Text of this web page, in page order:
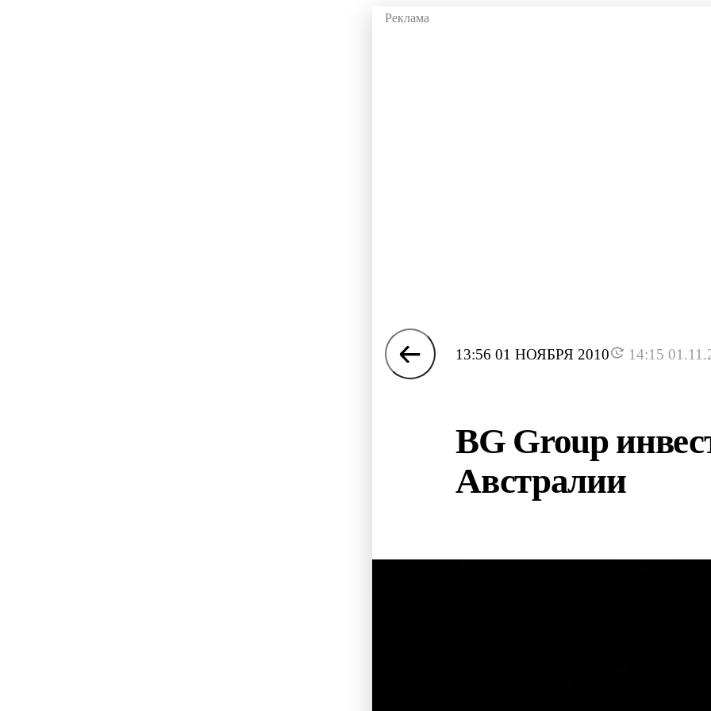
13:56 01 НОЯБРЯ 2010 14:15
BG Group
Австралии